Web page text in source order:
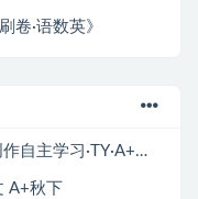
卷·语数英》
【2026初二春上】初中语文 人文创作自主学习·TY·A+（二期）-杨荷
A+秋下